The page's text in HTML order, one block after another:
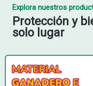
Explora nuestros
Protección y
solo lugar